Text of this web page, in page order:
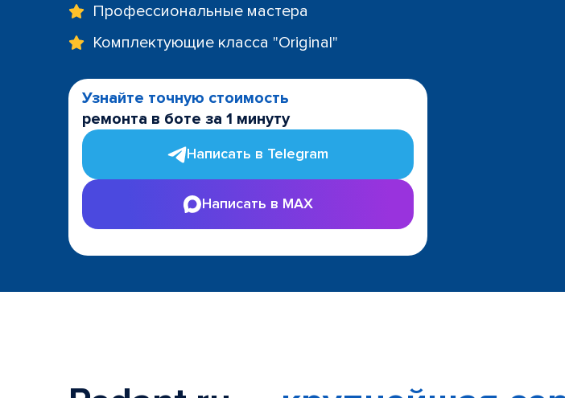
Профессиональные мастера
Комплектующие класса "Original"
Узнайте точную стоимость
ремонта в боте за 1 минуту
Написать в Telegram
Написать в MAX